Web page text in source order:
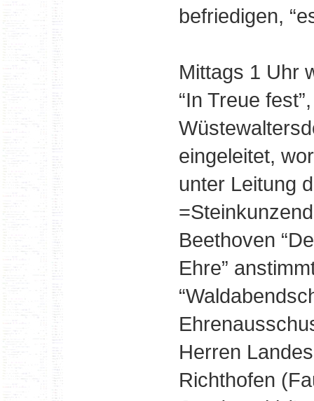
befriedigen,
Mittags 1 Uhr
“In Treue
eingeleitet,
unter Leitung
Beethoven
Ehre”
Herren
Richthofen